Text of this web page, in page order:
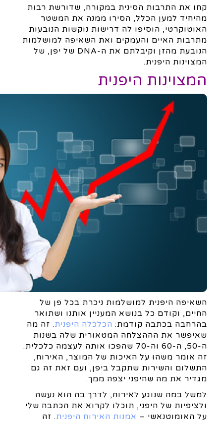
קחו את התרבות הסינית במקורה, שדורשת רבות
מהיחיד למען הכלל, הסירו ממנה את המשטר
האוטוקרטי, הוסיפו לה דרישות נוקשות הנובעות
מתרבות האיים והעמקים ואת השאיפה למושלמות
הנובעת מהזן וקיבלתם את ה-DNA של יפן, של
המצוינות היפנית.
המצוינות היפנית
השאיפה היפנית למושלמות ניכרת בכל פן של
החיים, וקודם כל בנושא המעניין אותנו ושתואר
בהרחבה בכתבה קודמת: הכלכלה היפנית. זה מה
שאיפשר את הההצלחה המטאורית שלה בשנות
ה-50, ה-60 וה-70 שהפכו אותה לעצמה כלכלית.
זה אומר משהו על האיכות של המוצר, האירוח,
התשלום והשירות שתקבל ביפן, ועם זאת זה גם
מגדיר את מה שהיפני יצפה ממך.
למשל במה שנוגע לאירוח, לדרך בה הוא נעשה
ולציפיות של היפני, תוכלו לקרוא את הכתבה שלי
על האומוטנאשי – אמנות האירוח היפנית. זה